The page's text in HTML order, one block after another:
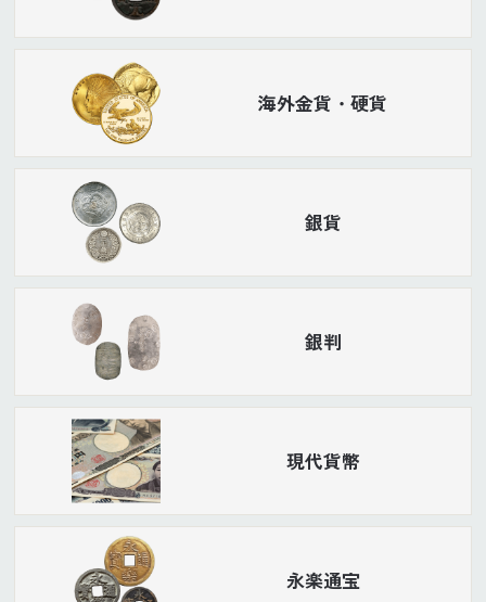
海外金貨・硬貨
銀貨
銀判
現代貨幣
永楽通宝